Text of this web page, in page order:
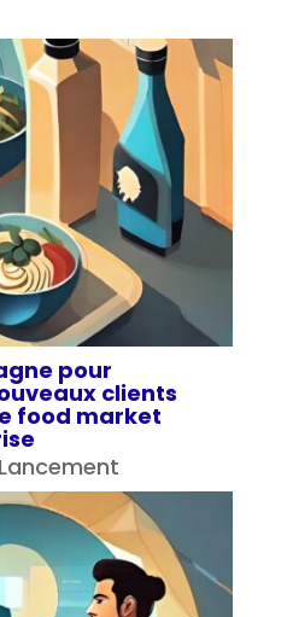
pour
clients
food market
Lancement